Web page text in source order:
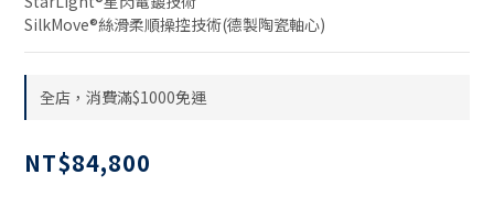
SilkMove®絲滑柔順操控技術(德製陶瓷軸心)
全店，消費滿$1000免運
NT$84,800